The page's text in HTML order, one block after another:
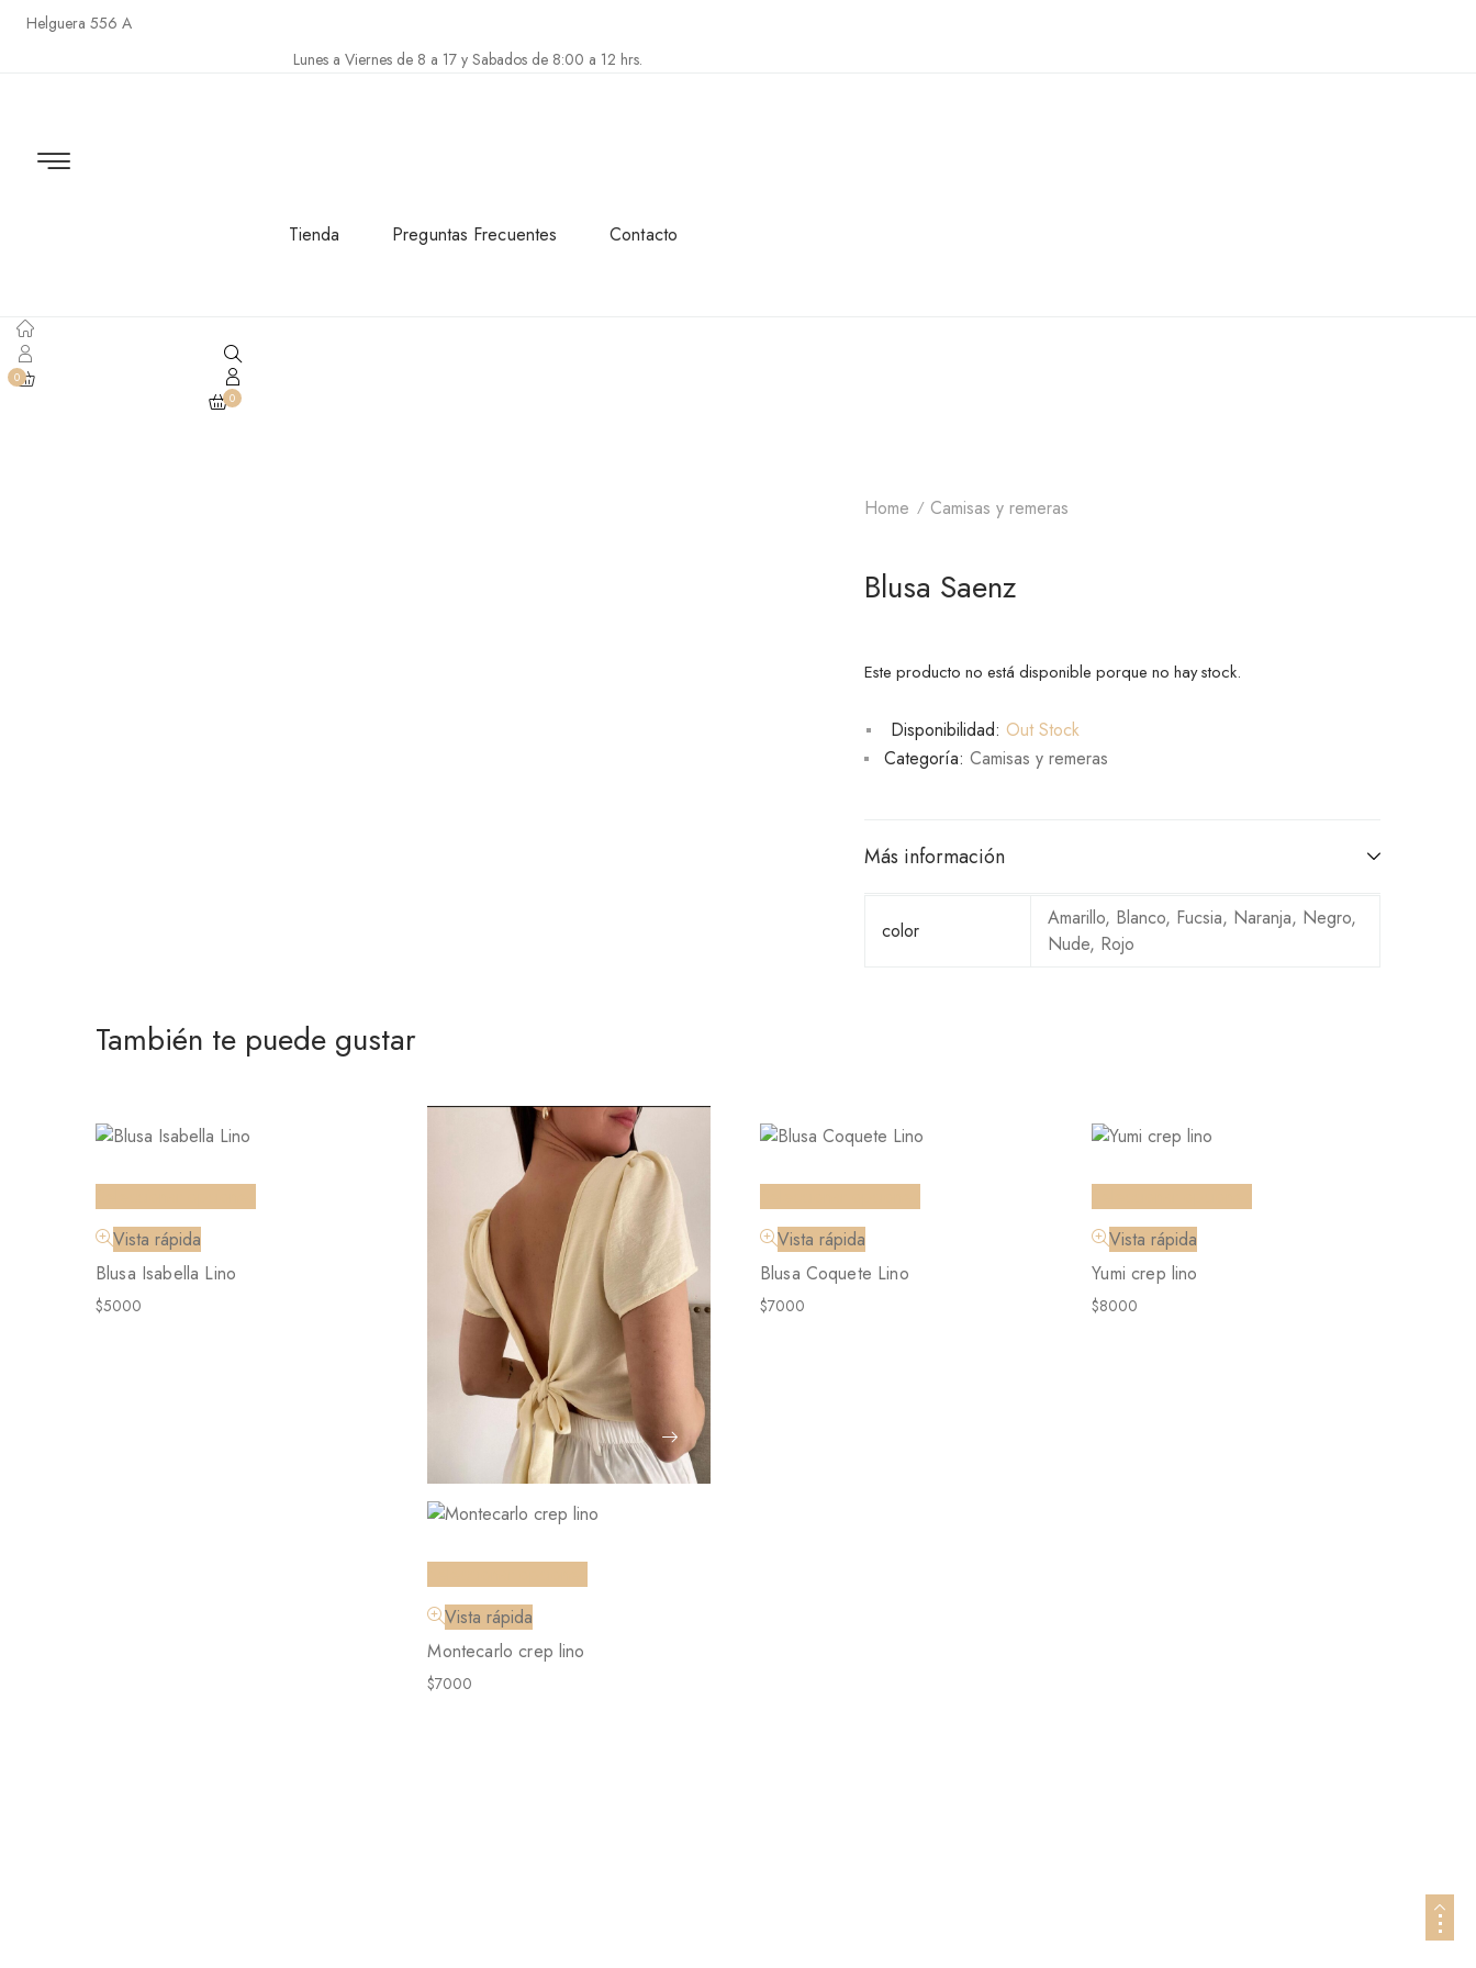
Helguera 556 A
Lunes a Viernes de 8 a 17 y Sabados de 8:00 a 12 hrs.
Tienda Preguntas Frecuentes Contacto
0
0
Home Camisas y remeras
Blusa Saenz
Este producto no está disponible porque no hay stock.
Disponibilidad: Out Stock
Categoría: Camisas y remeras
Más información
color
Amarillo, Blanco, Fucsia, Naranja, Negro,
Nude, Rojo
También te puede gustar
Vista rápida
Blusa Isabella Lino
$5000
Vista rápida
Montecarlo crep lino
$7000
Vista rápida
Blusa Coquete Lino
$7000
Vista rápida
Yumi crep lino
$8000